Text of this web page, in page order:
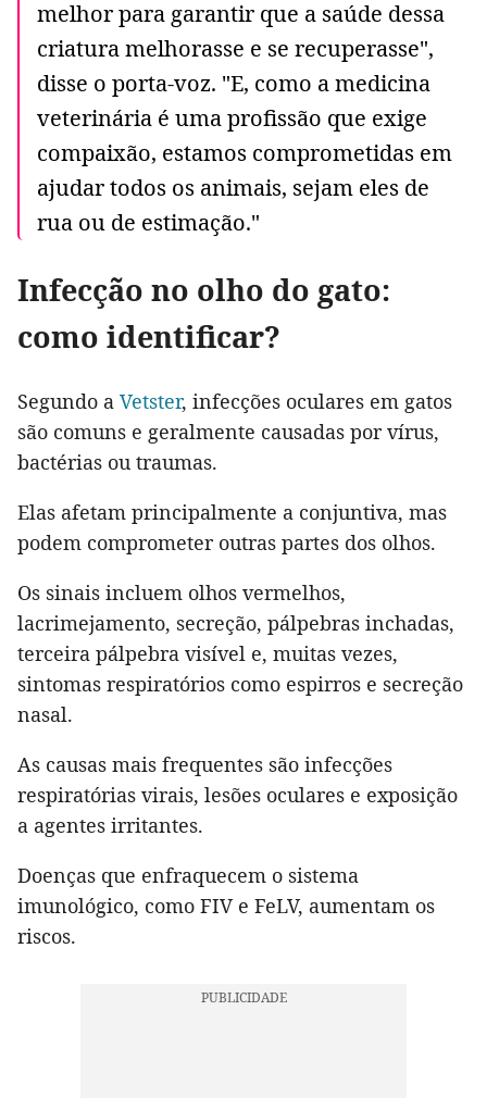
melhor para garantir que a saúde dessa
criatura melhorasse e se recuperasse",
disse o porta-voz. "E, como a medicina
veterinária é uma profissão que exige
compaixão, estamos comprometidas em
ajudar todos os animais, sejam eles de
rua ou de estimação."
Infecção no olho do gato:
como identificar?
Segundo a Vetster, infecções oculares em gatos
são comuns e geralmente causadas por vírus,
bactérias ou traumas.
Elas afetam principalmente a conjuntiva, mas
podem comprometer outras partes dos olhos.
Os sinais incluem olhos vermelhos,
lacrimejamento, secreção, pálpebras inchadas,
terceira pálpebra visível e, muitas vezes,
sintomas respiratórios como espirros e secreção
nasal.
As causas mais frequentes são infecções
respiratórias virais, lesões oculares e exposição
a agentes irritantes.
Doenças que enfraquecem o sistema
imunológico, como FIV e FeLV, aumentam os
riscos.